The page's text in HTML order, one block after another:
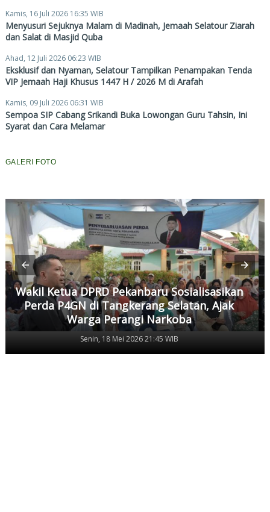
Kamis, 16 Juli 2026 16:35 WIB
Menyusuri Sejuknya Malam di Madinah, Jemaah Selatour Ziarah
dan Salat di Masjid Quba
Ahad, 12 Juli 2026 06:23 WIB
Eksklusif dan Nyaman, Selatour Tampilkan Penampakan Tenda
VIP Jemaah Haji Khusus 1447 H / 2026 M di Arafah
Kamis, 09 Juli 2026 06:31 WIB
Sempoa SIP Cabang Srikandi Buka Lowongan Guru Tahsin, Ini
Syarat dan Cara Melamar
GALERI FOTO
Wakil Ketua DPRD Pekanbaru Sosialisasikan
Perda P4GN di Tangkerang Selatan, Ajak
Warga Perangi Narkoba
Senin, 18 Mei 2026 21:45 WIB